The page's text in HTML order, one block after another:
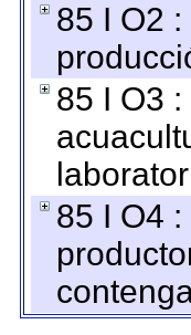
85 I O2
85 I O3
85 I O4